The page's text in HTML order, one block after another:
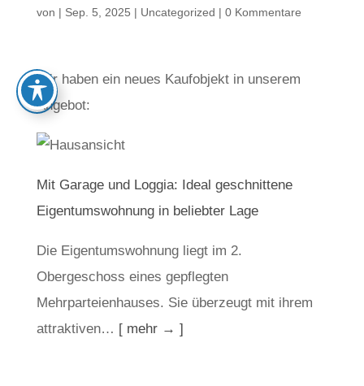
von | Sep. 5, 2025 | Uncategorized | 0 Kommentare
Wir haben ein neues Kaufobjekt in unserem
Angebot:
Mit Garage und Loggia: Ideal geschnittene
Eigentumswohnung in beliebter Lage
Die Eigentumswohnung liegt im 2.
Obergeschoss eines gepflegten
Mehrparteienhauses. Sie überzeugt mit ihrem
attraktiven… [ mehr → ]